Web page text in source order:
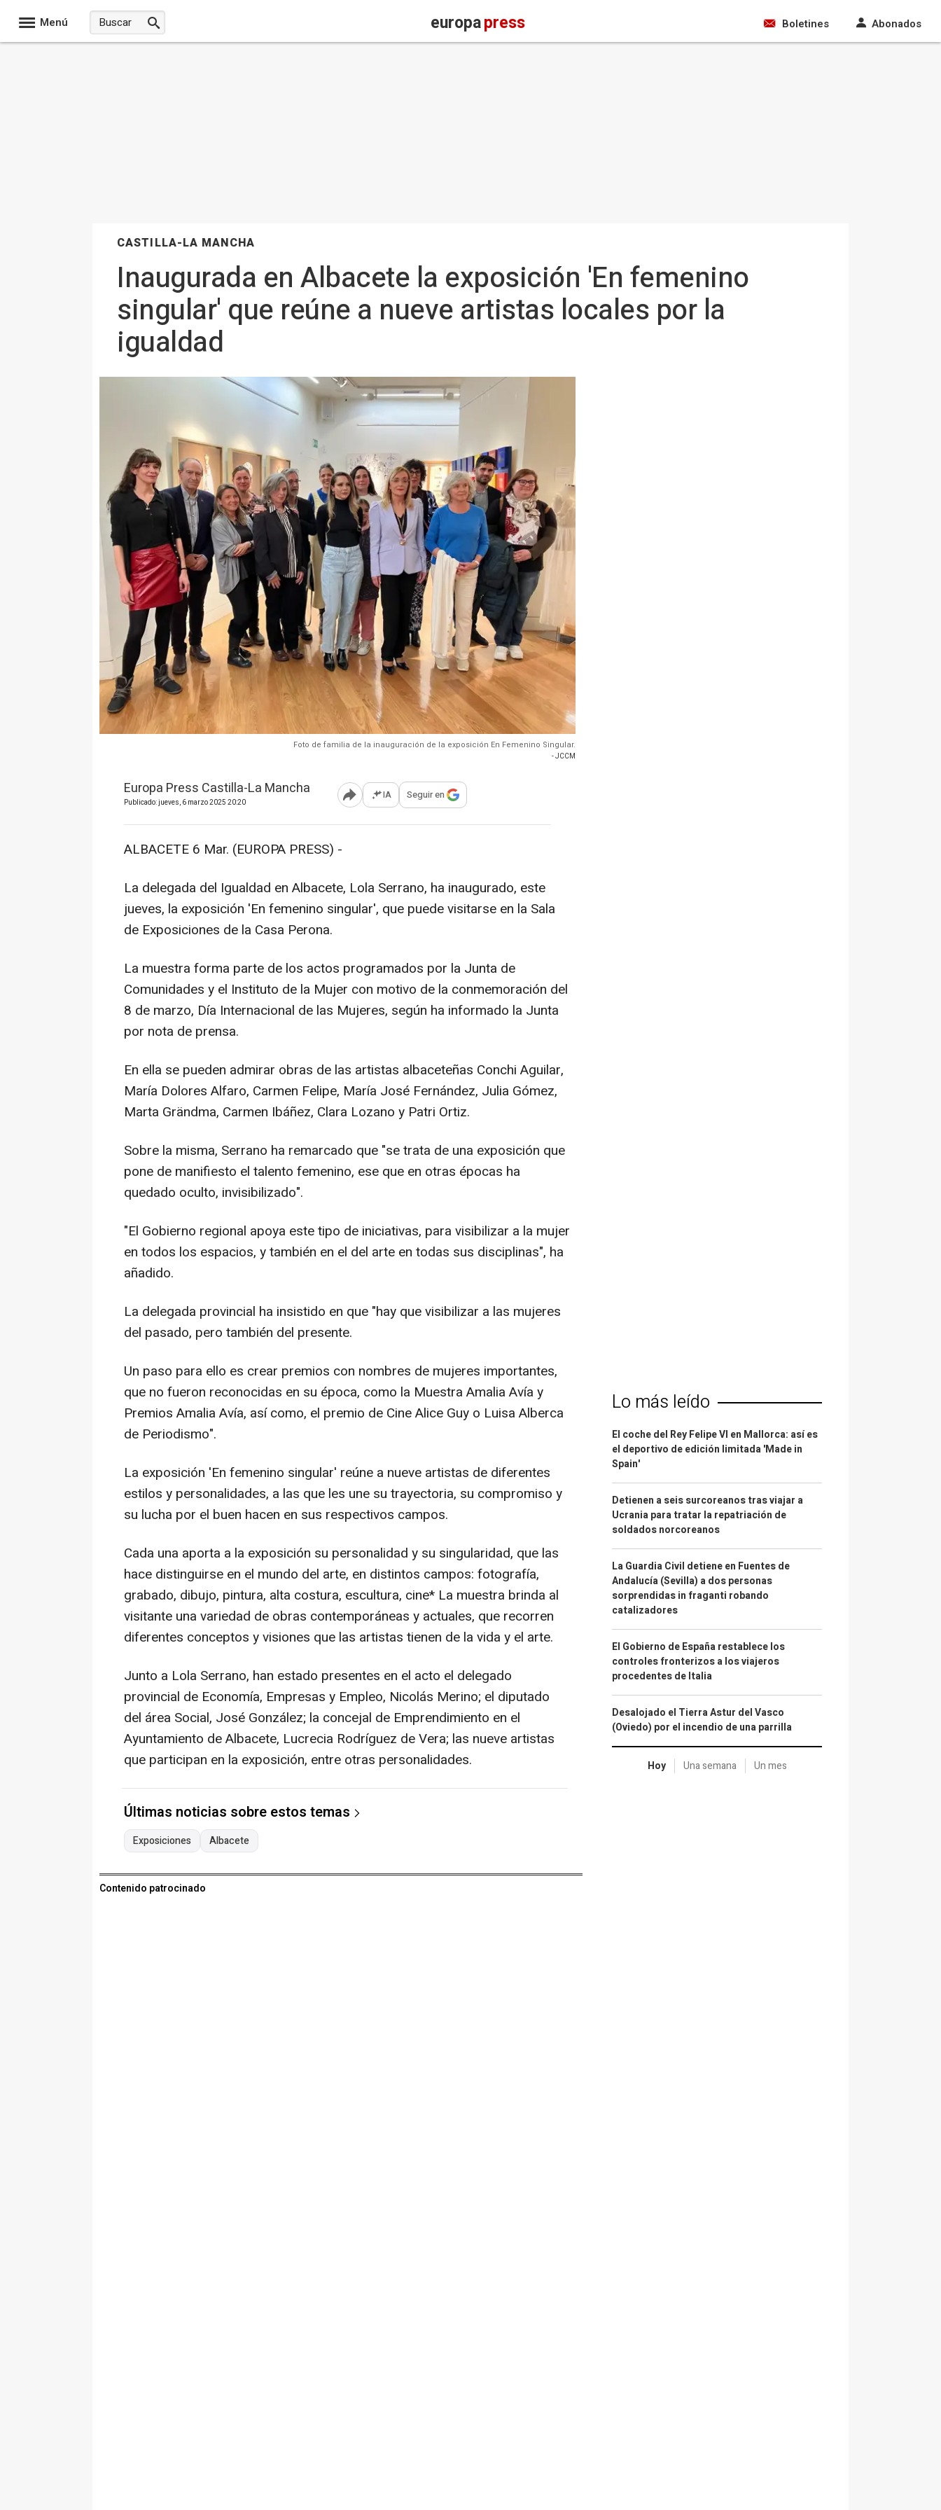
Menú europapress Boletines Abonados
CASTILLA-LA MANCHA
Inaugurada en Albacete la exposición 'En femenino
singular' que reúne a nueve artistas locales por la
igualdad
Foto de familia de la inauguración de la exposición En Femenino Singular.
- JCCM
Europa Press Castilla-La Mancha
Publicado: jueves, 6 marzo 2025 20:20 Abrir opciones para compartir
IA Seguir en
ALBACETE 6 Mar. (EUROPA PRESS) -
La delegada del Igualdad en Albacete, Lola Serrano, ha inaugurado, este
jueves, la exposición 'En femenino singular', que puede visitarse en la Sala
de Exposiciones de la Casa Perona.
La muestra forma parte de los actos programados por la Junta de
Comunidades y el Instituto de la Mujer con motivo de la conmemoración del
8 de marzo, Día Internacional de las Mujeres, según ha informado la Junta
por nota de prensa.
En ella se pueden admirar obras de las artistas albaceteñas Conchi Aguilar,
María Dolores Alfaro, Carmen Felipe, María José Fernández, Julia Gómez,
Marta Grändma, Carmen Ibáñez, Clara Lozano y Patri Ortiz.
Sobre la misma, Serrano ha remarcado que "se trata de una exposición que
pone de manifiesto el talento femenino, ese que en otras épocas ha
quedado oculto, invisibilizado".
"El Gobierno regional apoya este tipo de iniciativas, para visibilizar a la mujer
en todos los espacios, y también en el del arte en todas sus disciplinas", ha
añadido.
La delegada provincial ha insistido en que "hay que visibilizar a las mujeres
del pasado, pero también del presente.
Un paso para ello es crear premios con nombres de mujeres importantes,
que no fueron reconocidas en su época, como la Muestra Amalia Avía y
Premios Amalia Avía, así como, el premio de Cine Alice Guy o Luisa Alberca
de Periodismo".
La exposición 'En femenino singular' reúne a nueve artistas de diferentes
estilos y personalidades, a las que les une su trayectoria, su compromiso y
su lucha por el buen hacen en sus respectivos campos.
Cada una aporta a la exposición su personalidad y su singularidad, que las
hace distinguirse en el mundo del arte, en distintos campos: fotografía,
grabado, dibujo, pintura, alta costura, escultura, cine* La muestra brinda al
visitante una variedad de obras contemporáneas y actuales, que recorren
diferentes conceptos y visiones que las artistas tienen de la vida y el arte.
Junto a Lola Serrano, han estado presentes en el acto el delegado
provincial de Economía, Empresas y Empleo, Nicolás Merino; el diputado
del área Social, José González; la concejal de Emprendimiento en el
Ayuntamiento de Albacete, Lucrecia Rodríguez de Vera; las nueve artistas
que participan en la exposición, entre otras personalidades.
Últimas noticias sobre estos temas
Exposiciones Albacete
Contenido patrocinado
Lo más leído
El coche del Rey Felipe VI en Mallorca: así es
el deportivo de edición limitada 'Made in
Spain'
Detienen a seis surcoreanos tras viajar a
Ucrania para tratar la repatriación de
soldados norcoreanos
La Guardia Civil detiene en Fuentes de
Andalucía (Sevilla) a dos personas
sorprendidas in fraganti robando
catalizadores
El Gobierno de España restablece los
controles fronterizos a los viajeros
procedentes de Italia
Desalojado el Tierra Astur del Vasco
(Oviedo) por el incendio de una parrilla
Hoy Una semana Un mes